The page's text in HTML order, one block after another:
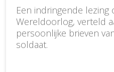
Een indringende lezing
Wereldoorlog, verteld
persoonlijke brieven
soldaat.